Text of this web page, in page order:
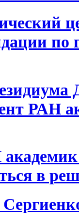
по
РАН
в